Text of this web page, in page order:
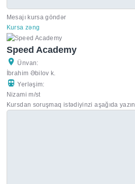
Mesajı kursa göndər
Kursa zəng
Speed Academy
Ünvan:
İbrahim Əbilov k.
Yerləşim:
Nizami m/st
Kursdan soruşmaq istədiyinzi aşağıda yazın